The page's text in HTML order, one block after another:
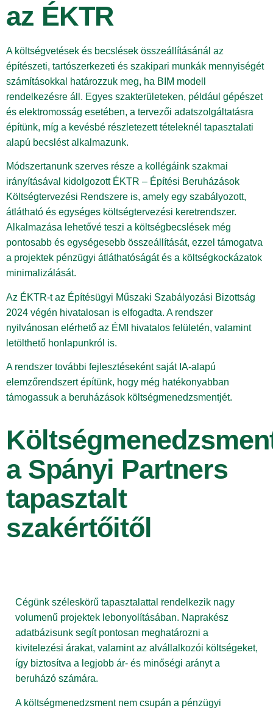
az ÉKTR
A költségvetések és becslések összeállításánál az
építészeti, tartószerkezeti és szakipari munkák mennyiségét
számításokkal határozzuk meg, ha BIM modell
rendelkezésre áll. Egyes szakterületeken, például gépészet
és elektromosság esetében, a tervezői adatszolgáltatásra
építünk, míg a kevésbé részletezett tételeknél tapasztalati
alapú becslést alkalmazunk.
Módszertanunk szerves része a kollégáink szakmai
irányításával kidolgozott ÉKTR – Építési Beruházások
Költségtervezési Rendszere is, amely egy szabályozott,
átlátható és egységes költségtervezési keretrendszer.
Alkalmazása lehetővé teszi a költségbecslések még
pontosabb és egységesebb összeállítását, ezzel támogatva
a projektek pénzügyi átláthatóságát és a költségkockázatok
minimalizálását.
Az ÉKTR-t az Építésügyi Műszaki Szabályozási Bizottság
2024 végén hivatalosan is elfogadta. A rendszer
nyilvánosan elérhető az ÉMI hivatalos felületén, valamint
letölthető honlapunkról is.
A rendszer további fejlesztéseként saját IA-alapú
elemzőrendszert építünk, hogy még hatékonyabban
támogassuk a beruházások költségmenedzsmentjét.
a Spányi Partners
tapasztalt
szakértőitől
Cégünk széleskörű tapasztalattal rendelkezik nagy
volumenű projektek lebonyolításában. Naprakész
adatbázisunk segít pontosan meghatározni a
kivitelezési árakat, valamint az alvállalkozói költségeket,
így biztosítva a legjobb ár- és minőségi arányt a
beruházó számára.
A költségmenedzsment nem csupán a pénzügyi